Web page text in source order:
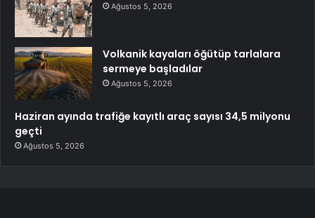
Ağustos 5, 2026
Volkanik kayaları öğütüp tarlalara
sermeye başladılar
Ağustos 5, 2026
Haziran ayında trafiğe kayıtlı araç sayısı 34,5 milyonu
geçti
Ağustos 5, 2026